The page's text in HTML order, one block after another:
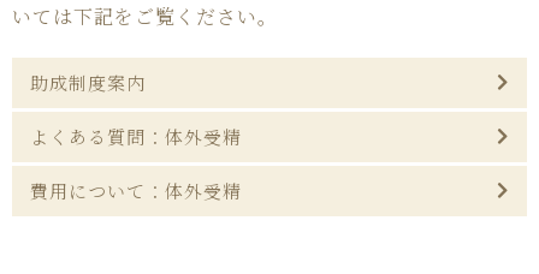
いては下記をご覧ください。
助成制度案内
よくある質問：体外受精
費用について：体外受精